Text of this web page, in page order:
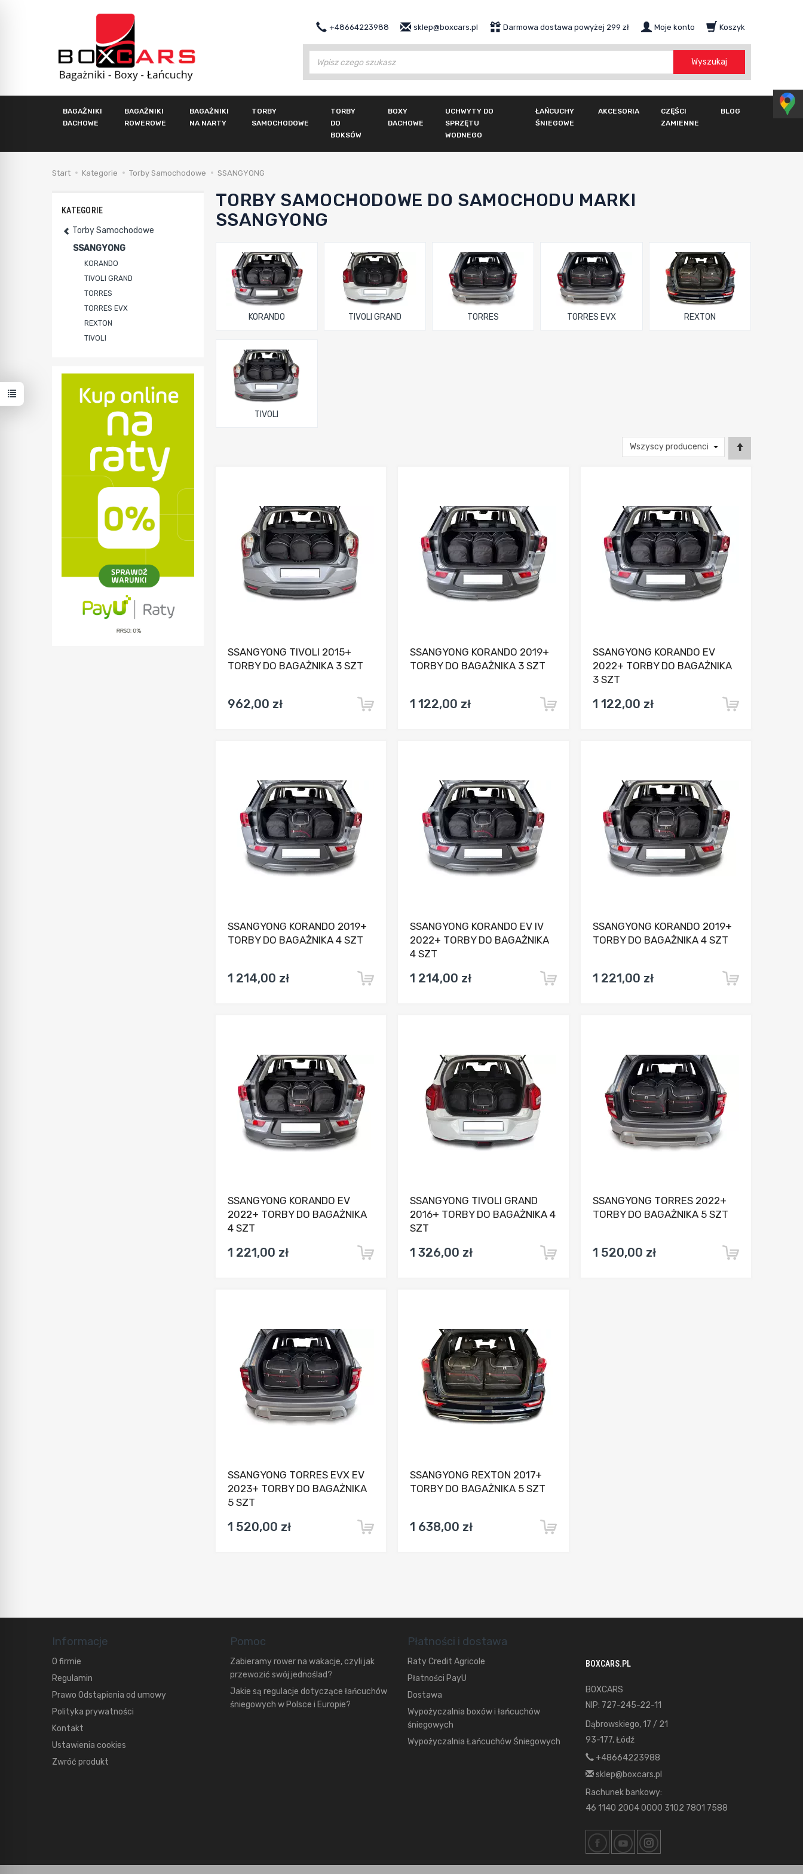
+48664223988 Darmowa dostawa powyżej 299 zł
sklep@boxcars.pl Moje konto Koszyk
Wyszukaj
BAGAŻNIKI
DACHOWE
BAGAŻNIKI
ROWEROWE
BAGAŻNIKI
NA NARTY
TORBY
SAMOCHODOWE
TORBY
DO
BOKSÓW
BOXY
DACHOWE
UCHWYTY DO
SPRZĘTU
WODNEGO
ŁAŃCUCHY
ŚNIEGOWE
AKCESORIA
CZĘŚCI
ZAMIENNE
BLOG
Start Kategorie Torby Samochodowe SSANGYONG
TORBY SAMOCHODOWE DO SAMOCHODU MARKI
SSANGYONG
KORANDO TIVOLI GRAND TORRES TORRES EVX REXTON
TIVOLI
SSANGYONG TIVOLI 2015+
TORBY DO BAGAŻNIKA 3 SZT
962,00 zł
SSANGYONG KORANDO 2019+
TORBY DO BAGAŻNIKA 3 SZT
1 122,00 zł
SSANGYONG KORANDO EV
2022+ TORBY DO BAGAŻNIKA
3 SZT
1 122,00 zł
SSANGYONG KORANDO 2019+
TORBY DO BAGAŻNIKA 4 SZT
1 214,00 zł
SSANGYONG KORANDO EV IV
2022+ TORBY DO BAGAŻNIKA
4 SZT
1 214,00 zł
SSANGYONG KORANDO 2019+
TORBY DO BAGAŻNIKA 4 SZT
1 221,00 zł
SSANGYONG KORANDO EV
2022+ TORBY DO BAGAŻNIKA
4 SZT
1 221,00 zł
SSANGYONG TIVOLI GRAND
2016+ TORBY DO BAGAŻNIKA 4
SZT
1 326,00 zł
SSANGYONG TORRES 2022+
TORBY DO BAGAŻNIKA 5 SZT
1 520,00 zł
SSANGYONG TORRES EVX EV
2023+ TORBY DO BAGAŻNIKA
5 SZT
1 520,00 zł
SSANGYONG REXTON 2017+
TORBY DO BAGAŻNIKA 5 SZT
1 638,00 zł
KATEGORIE
Torby Samochodowe
SSANGYONG
KORANDO
TIVOLI GRAND
TORRES
TORRES EVX
REXTON
TIVOLI
Informacje
O firmie
Regulamin
Prawo Odstąpienia od umowy
Polityka prywatności
Kontakt
Ustawienia cookies
Zwróć produkt
Pomoc
Zabieramy rower na wakacje, czyli jak
przewozić swój jednoślad?
Jakie są regulacje dotyczące łańcuchów
śniegowych w Polsce i Europie?
Płatności i dostawa
Raty Credit Agricole
Płatności PayU
Dostawa
Wypożyczalnia boxów i łańcuchów
śniegowych
Wypożyczalnia Łańcuchów Śniegowych
BOXCARS.PL
BOXCARS
NIP: 727-245-22-11
Dąbrowskiego, 17 / 21
93-177, Łódź
+48664223988
sklep@boxcars.pl
Rachunek bankowy:
46 1140 2004 0000 3102 7801 7588